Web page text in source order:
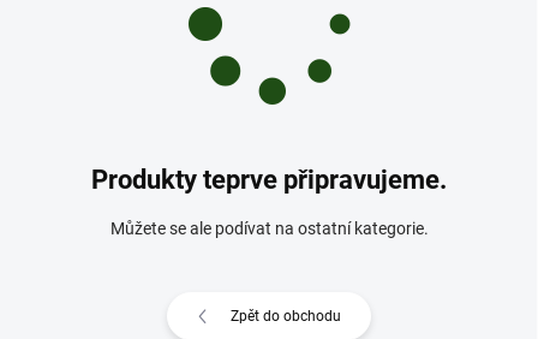
Produkty teprve připravujeme.
Můžete se ale podívat na ostatní kategorie.
Zpět do obchodu